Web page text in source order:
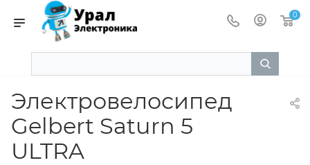
0
Электровелосипед
Gelbert Saturn 5
ULTRA